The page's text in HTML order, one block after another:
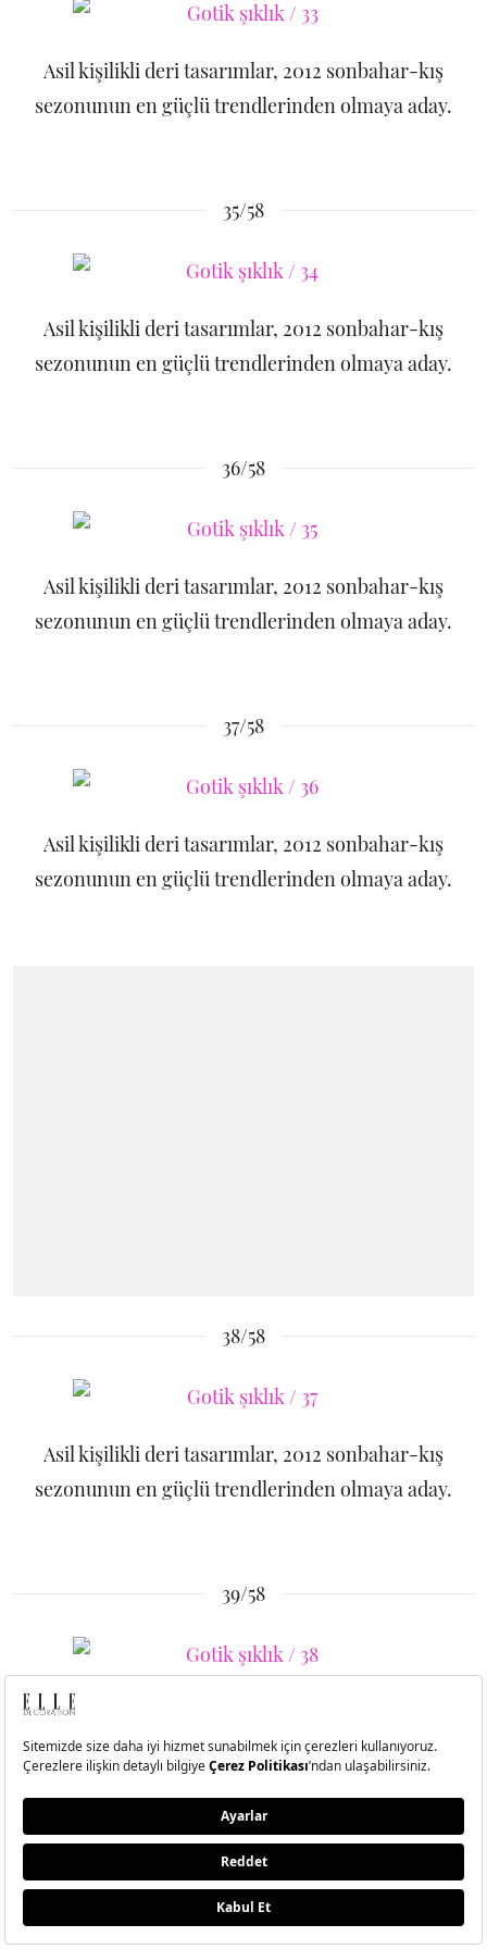
Asil kişilikli deri tasarımlar, 2012 sonbahar-kış
sezonunun en güçlü trendlerinden olmaya aday.
35/58
Asil kişilikli deri tasarımlar, 2012 sonbahar-kış
sezonunun en güçlü trendlerinden olmaya aday.
36/58
Asil kişilikli deri tasarımlar, 2012 sonbahar-kış
sezonunun en güçlü trendlerinden olmaya aday.
37/58
Asil kişilikli deri tasarımlar, 2012 sonbahar-kış
sezonunun en güçlü trendlerinden olmaya aday.
38/58
Asil kişilikli deri tasarımlar, 2012 sonbahar-kış
sezonunun en güçlü trendlerinden olmaya aday.
39/58
Asil kişilikli deri tasarımlar, 2012 sonbahar-kış
sezonunun en güçlü trendlerinden olmaya aday.
40/58